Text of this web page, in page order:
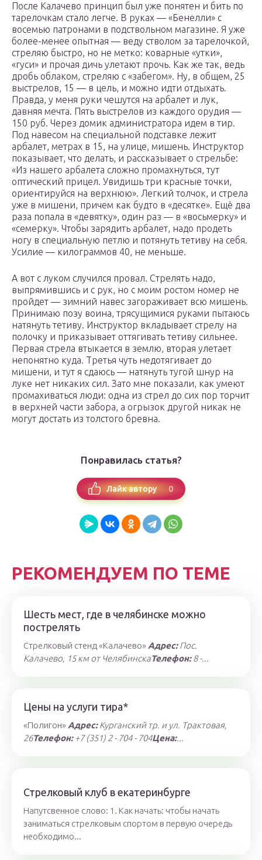
После Калачево принцип был уже понятен и бить по
тарелочкам стало легче. В руках — «Бенелли» с
восемью патронами в подствольном магазине. Я уже
более-менее опытная — веду стволом за тарелочкой,
стреляю быстро, но не метко: коварные «утки»,
«гуси» и прочая дичь улетают прочь. Как же так, ведь
дробь облаком, стреляю с «забегом». Ну, в общем, 25
выстрелов, 15 — в цель, и можно идти отдыхать.
Правда, у меня руки чешутся на арбалет и лук,
давняя мечта. Пять выстрелов из каждого орудия —
150 руб. Через домик администратора идем в тир.
Под навесом на специальной подставке лежит
арбалет, метрах в 15, на улице, мишень. Инструктор
показывает, что делать, и рассказывает о стрельбе:
«Из нашего арбалета сложно промахнуться, тут
оптический прицел. Увидишь три красные точки,
ориентируйся на верхнюю». Легкий толчок, и стрела
уже в мишени, причем как будто в «десятке». Ещё два
раза попала в «девятку», один раз — в «восьмерку» и
«семерку». Чтобы зарядить арбалет, надо продеть
ногу в специальную петлю и потянуть тетиву на себя.
Усилие — килограммов 40, не меньше.
А вот с луком случился провал. Стрелять надо,
выпрямившись и с рук, но с моим ростом номер не
пройдет — зимний навес загораживает всю мишень.
Принимаю позу воина, трясущимися руками пытаюсь
натянуть тетиву. Инструктор вкладывает стрелу на
полочку и приказывает оттягивать тетиву сильнее.
Первая стрела втыкается в землю, вторая улетает
непонятно куда. Третья чуть недотягивает до
мишени, и тут я сдаюсь — натянуть тугой шнур на
луке нет никаких сил. Зато мне показали, как умеют
промахиваться люди: одна из стрел до сих пор торчит
в верхней части забора, а огрызок другой никак не
могут достать из толстого бревна.
Понравилась статья?
Лайк автору 0
РЕКОМЕНДУЕМ ПО ТЕМЕ
Шесть мест, где в челябинске можно
пострелять
Стрелковый стенд «Калачево» Адрес:Пос.
Калачево, 15 км от ЧелябинскаТелефон:8 -...
Цены на услуги тира*
«Полигон» Адрес:Курганский тр. и ул. Трактовая,
26Телефон:+7 (351) 2 - 704 - 704Цена:...
Стрелковый клуб в екатеринбурге
Напутсвенное слово: 1. Как начать: чтобы начать
заниматься стрелковым спортом в первую очередь
необходимо...